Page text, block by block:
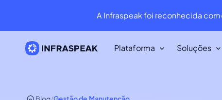
A Infraspeak foi reconhecida
Plataforma Soluções